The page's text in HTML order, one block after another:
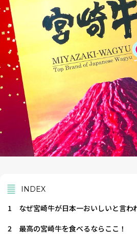
INDEX
1
なぜ宮崎牛が日本一おいしいと言わ
2
最高の宮崎牛を食べるならここ！